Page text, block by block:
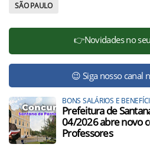
SÃO PAULO
👉Novidades no
😉 Siga nosso canal
BONS SALÁRIOS E
Prefeitura de
04/2026 abre novo
Professores